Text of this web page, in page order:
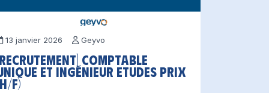
13 janvier 2026 Geyvo
Comptable
et Ingénieur Etudes Prix
F)